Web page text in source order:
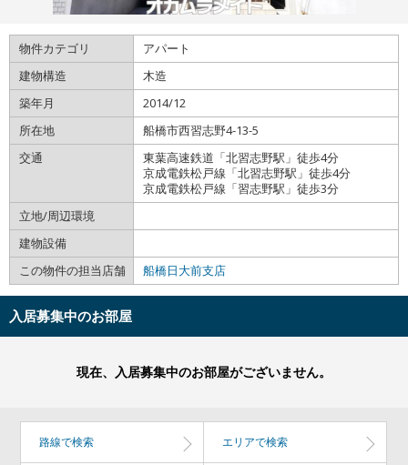
物件カテゴリ
アパート
建物構造
木造
築年月
2014/12
所在地
船橋市西習志野4-13-5
交通
東葉高速鉄道「北習志野駅」徒歩4分
京成電鉄松戸線「北習志野駅」徒歩4分
京成電鉄松戸線「習志野駅」徒歩3分
立地/周辺環境
建物設備
この物件の担当店舗
船橋日大前支店
入居募集中のお部屋
現在、入居募集中のお部屋がございません。
路線で検索 エリアで検索